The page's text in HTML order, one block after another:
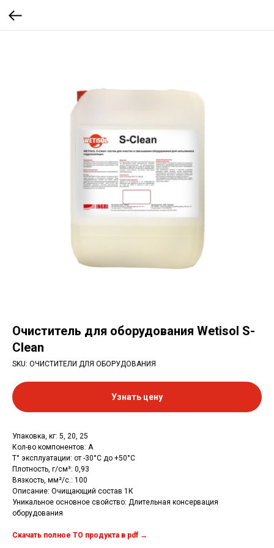
Очиститель для оборудования Wetisol S-
Clean
SKU: ОЧИСТИТЕЛИ ДЛЯ ОБОРУДОВАНИЯ
Узнать цену
Упаковка, кг: 5, 20, 25
Кол-во компонентов: А
T° эксплуатации: от -30°C до +50°C
Плотность, г/см³: 0,93
Вязкость, мм²/с.: 100
Описание: Очищающий состав 1К
Уникальное основное свойство: Длительная консервация
оборудования
Скачать полное ТО продукта в pdf →